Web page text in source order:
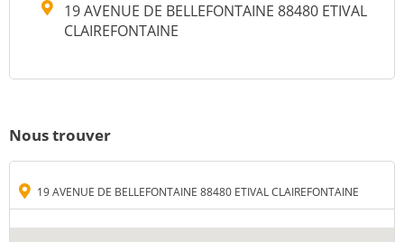
19 AVENUE DE BELLEFONTAINE 88480 ETIVAL
CLAIREFONTAINE
Nous trouver
19 AVENUE DE BELLEFONTAINE 88480 ETIVAL CLAIREFONTAINE